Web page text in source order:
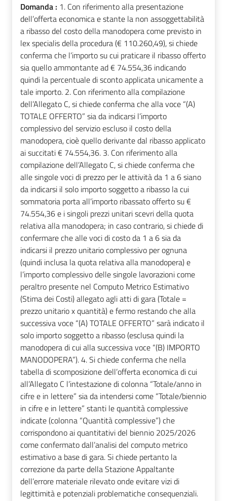
Domanda : 1. Con riferimento alla presentazione
dell’offerta economica e stante la non assoggettabilità
a ribasso del costo della manodopera come previsto in
lex specialis della procedura (€ 110.260,49), si chiede
conferma che l’importo su cui praticare il ribasso offerto
sia quello ammontante ad € 74.554,36 indicando
quindi la percentuale di sconto applicata unicamente a
tale importo. 2. Con riferimento alla compilazione
dell’Allegato C, si chiede conferma che alla voce “(A)
TOTALE OFFERTO” sia da indicarsi l’importo
complessivo del servizio escluso il costo della
manodopera, cioè quello derivante dal ribasso applicato
ai succitati € 74.554,36. 3. Con riferimento alla
compilazione dell’Allegato C, si chiede conferma che
alle singole voci di prezzo per le attività da 1 a 6 siano
da indicarsi il solo importo soggetto a ribasso la cui
sommatoria porta all’importo ribassato offerto su €
74.554,36 e i singoli prezzi unitari scevri della quota
relativa alla manodopera; in caso contrario, si chiede di
confermare che alle voci di costo da 1 a 6 sia da
indicarsi il prezzo unitario complessivo per ognuna
(quindi inclusa la quota relativa alla manodopera) e
l’importo complessivo delle singole lavorazioni come
peraltro presente nel Computo Metrico Estimativo
(Stima dei Costi) allegato agli atti di gara (Totale =
prezzo unitario x quantità) e fermo restando che alla
successiva voce “(A) TOTALE OFFERTO” sarà indicato il
solo importo soggetto a ribasso (esclusa quindi la
manodopera di cui alla successiva voce “(B) IMPORTO
MANODOPERA”). 4. Si chiede conferma che nella
tabella di scomposizione dell’offerta economica di cui
all’Allegato C l’intestazione di colonna “Totale/anno in
cifre e in lettere” sia da intendersi come “Totale/biennio
in cifre e in lettere” stanti le quantità complessive
indicate (colonna “Quantità complessive”) che
corrispondono ai quantitativi del biennio 2025/2026
come confermato dall’analisi del computo metrico
estimativo a base di gara. Si chiede pertanto la
correzione da parte della Stazione Appaltante
dell’errore materiale rilevato onde evitare vizi di
legittimità e potenziali problematiche consequenziali.